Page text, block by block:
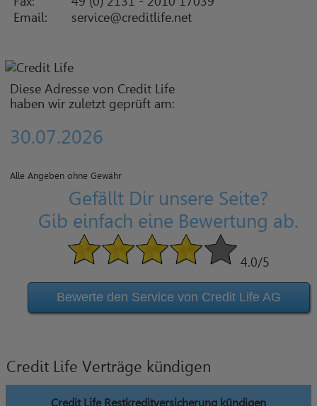
Email:
service@creditlife.net
Diese Adresse von Credit Life
haben wir zuletzt geprüft am:
30.07.2026
Alle Angeben ohne Gewähr
Gefällt Dir unsere Seite?
Gib einfach eine Bewertung ab.
4.0/5
Bewerte den Service von Credit Life AG
Credit Life Verträge kündigen
Credit Life Restkreditversicherung kündigen